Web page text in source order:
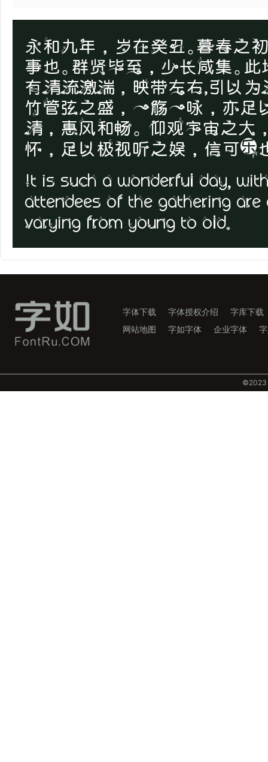
永和九年，岁在癸丑。暮春之
事也。群贤毕至，少长咸集。
有清流激湍，映带左右,引以为
竹管弦之盛，一觞一咏，亦足
清，惠风和畅。 仰观宇宙之大
怀，足以极视听之娱，信可乐
It is such a wonderful day,
attendees of the gathering
varying from young to old.
字体下载 字体授权介绍
字库下载
网站地图
字如字体 企业字体
©️2023